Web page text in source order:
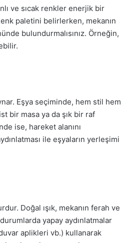
ve sıcak renkler enerjik bir
paletini belirlerken, mekanın
bulundurmalısınız. Örneğin,
Eşya seçiminde, hem stil hem
bir masa ya da şık bir raf
ise, hareket alanını
ile eşyaların yerleşimi
Doğal ışık, mekanın ferah ve
yapay aydınlatmalar
aplikleri vb.) kullanarak